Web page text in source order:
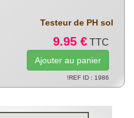
Testeur de PH sol
9.95 € TTC
!REF ID : 1986